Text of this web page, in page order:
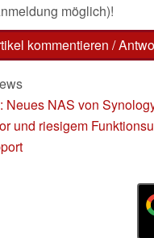
möglich)!
kommentieren /
Neues NAS von
und riesigem